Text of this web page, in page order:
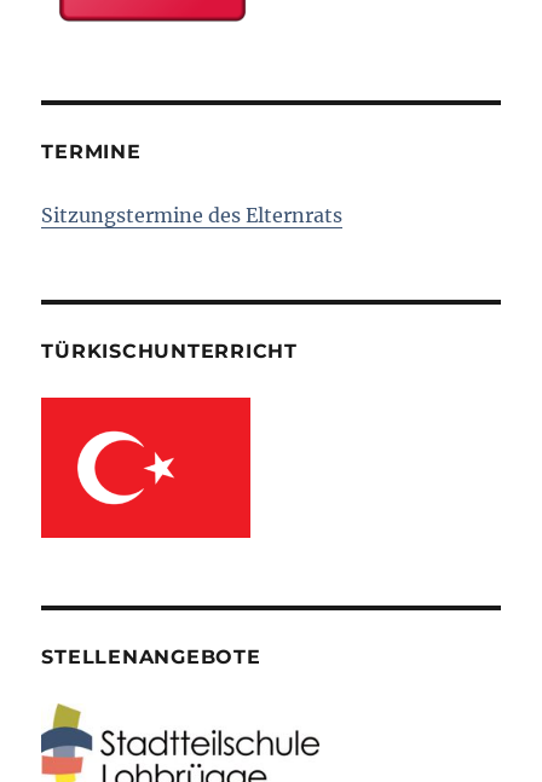
TERMINE
Sitzungstermine des Elternrats
TÜRKISCHUNTERRICHT
STELLENANGEBOTE